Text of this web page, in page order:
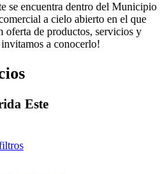
se encuentra dentro del Municipio
a cielo abierto en el que
oferta de productos, servicios y
a conocerlo!
Este